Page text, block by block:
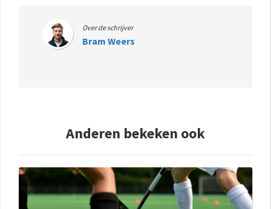
Over de schrijver
Bram Weers
Anderen bekeken ook